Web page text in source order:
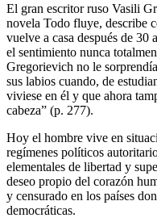
El gran escritor ruso Vasili
novela Todo fluye, describe
vuelve a casa después de 30
el sentimiento nunca
Gregorievich no le
sus labios cuando, de
viviese en él y que ahora
cabeza” (p. 277).
Hoy el hombre vive en
regímenes políticos
elementales de libertad y
deseo propio del corazón
y censurado en los países
democráticas.